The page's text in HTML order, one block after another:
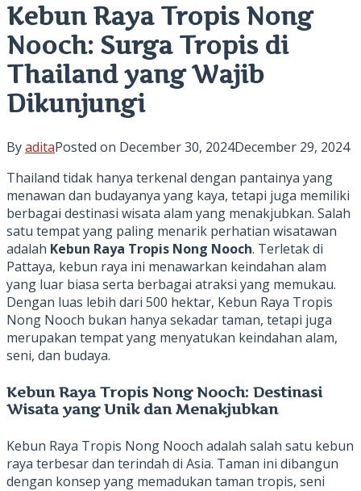
Kebun Raya Tropis Nong
Nooch: Surga Tropis di
Thailand yang Wajib
Dikunjungi
ByaditaPosted on December 30, 2024December 29, 2024
Thailand tidak hanya terkenal dengan pantainya yang
menawan dan budayanya yang kaya, tetapi juga memiliki
berbagai destinasi wisata alam yang menakjubkan. Salah
satu tempat yang paling menarik perhatian wisatawan
adalah Kebun Raya Tropis Nong Nooch. Terletak di
Pattaya, kebun raya ini menawarkan keindahan alam
yang luar biasa serta berbagai atraksi yang memukau.
Dengan luas lebih dari 500 hektar, Kebun Raya Tropis
Nong Nooch bukan hanya sekadar taman, tetapi juga
merupakan tempat yang menyatukan keindahan alam,
seni, dan budaya.
Kebun Raya Tropis Nong Nooch: Destinasi
Wisata yang Unik dan Menakjubkan
Kebun Raya Tropis Nong Nooch adalah salah satu kebun
raya terbesar dan terindah di Asia. Taman ini dibangun
dengan konsep yang memadukan taman tropis, seni